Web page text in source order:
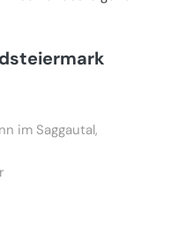
im Saggautal,